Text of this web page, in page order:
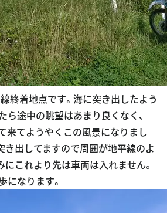
終着地点です。海に突き出したよう
ら途中の眺望はあまり良くなく、
来てようやくこの風景になりまし
き出してますので周囲が地平線のよ
にこれより先は車両は入れません。
になります。